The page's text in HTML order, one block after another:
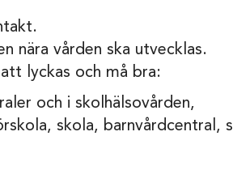
nära vården ska utvecklas.
lyckas och må bra:
och i skolhälsovården,
skola, barnvårdcentral,